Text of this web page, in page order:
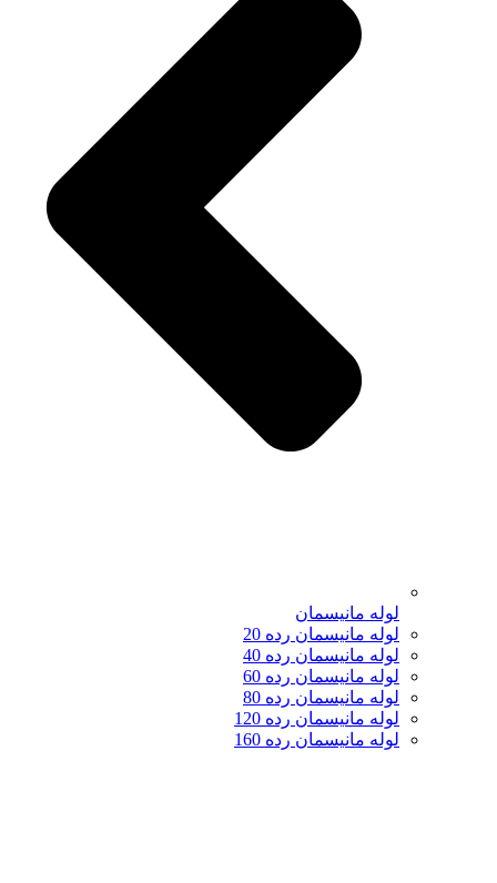
لوله مانیسمان
لوله مانیسمان رده 20
لوله مانیسمان رده 40
لوله مانیسمان رده 60
لوله مانیسمان رده 80
لوله مانیسمان رده 120
لوله مانیسمان رده 160